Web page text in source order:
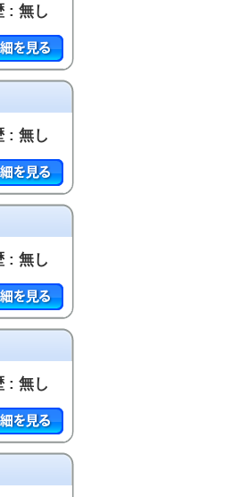
: 無し
: 無し
: 無し
: 無し